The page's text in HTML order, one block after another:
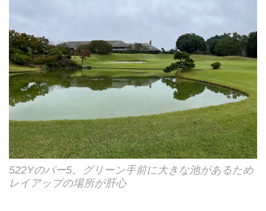
522Yのパー5。グリーン手前に大きな池があるため
レイアップの場所が肝心